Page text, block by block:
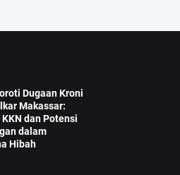
Dugaan Kroni
Makassar:
dan Potensi
dalam
Hibah